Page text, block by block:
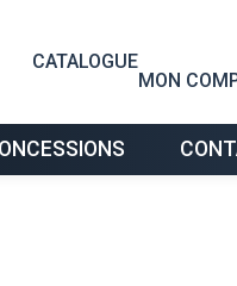
CATALOGUE
MON